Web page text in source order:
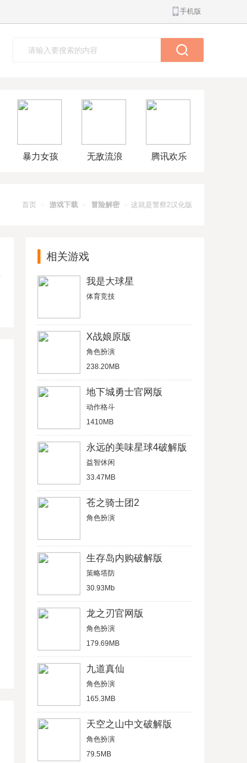
手机版
暴力女孩
化版
无敌流浪 腾讯欢乐
版
首页 > 游戏下载 > 冒险解密 > 这就是警察2汉化版
相关游戏
我是大球星
体育竞技
X战娘原版
角色扮演
238.20MB
地下城勇士官网版
动作格斗
1410MB
永远的美味星球4破解版
益智休闲
33.47MB
苍之骑士团2
角色扮演
生存岛内购破解版
策略塔防
30.93Mb
龙之刃官网版
角色扮演
179.69MB
九道真仙
角色扮演
165.3MB
天空之山中文破解版
角色扮演
79.5MB